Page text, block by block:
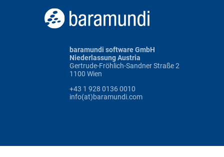
baramundi software GmbH
Niederlassung Austria
Gertrude-Fröhlich-Sandner Straße 2
1100 Wien
+43 1 928 0136 0010
info(at)baramundi.com